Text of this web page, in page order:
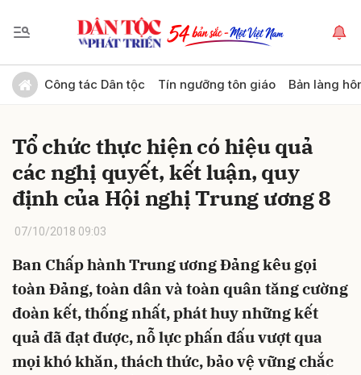
Công tác Dân tộc Tín ngưỡng tôn giáo Bản làng
Tổ chức thực hiện có hiệu quả
các nghị quyết, kết luận, quy
định của Hội nghị Trung ương 8
07/10/2018 09:03
Ban Chấp hành Trung ương Đảng kêu gọi
toàn Đảng, toàn dân và toàn quân tăng cường
đoàn kết, thống nhất, phát huy những kết
quả đã đạt được, nỗ lực phấn đấu vượt qua
mọi khó khăn, thách thức, bảo vệ vững chắc
Gửi bình luận